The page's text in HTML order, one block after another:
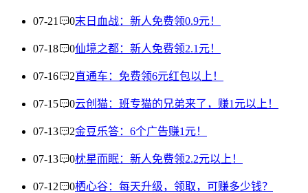
07-21 0末日血战：新人免费领0.9元！
07-18 0仙境之都：新人免费领2.1元！
07-16 2直通车：免费领6元红包以上！
07-15 0云创猫：班专猫的兄弟来了，赚1元以上！
07-13 2金豆乐答：6个广告赚1元！
07-13 0枕星而眠：新人免费领2.2元以上！
07-12 0栖心谷：每天升级，领取，可赚多少钱？